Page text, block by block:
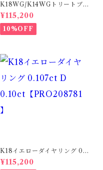
K18WG/K14WGトリートブ
ルーダイヤピアス 【PRO20
8939】
¥115,200
10%OFF
K18イエローダイヤリング 0.1
07ct D 0.10ct【PRO20878
1】
¥115,200